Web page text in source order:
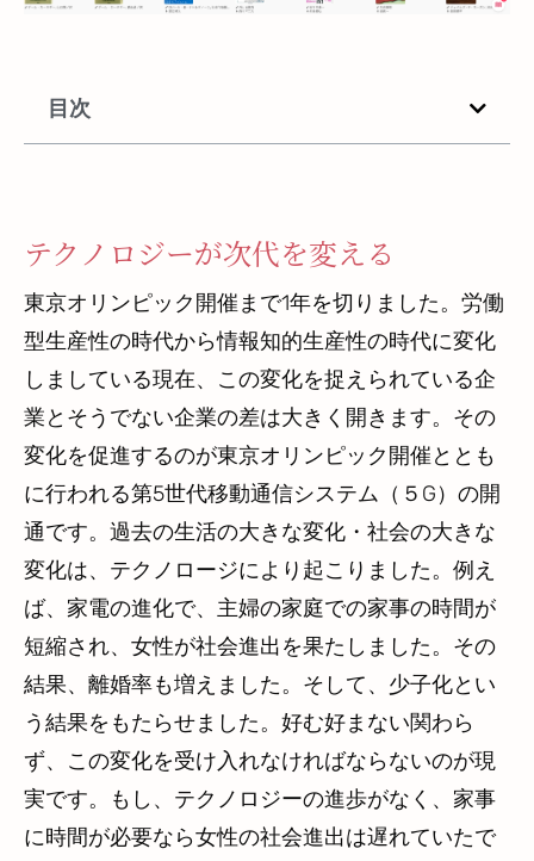
目次
テクノロジーが次代を変える
東京オリンピック開催まで1年を切りました。労働
型生産性の時代から情報知的生産性の時代に変化
しましている現在、この変化を捉えられている企
業とそうでない企業の差は大きく開きます。その
変化を促進するのが東京オリンピック開催ととも
に行われる第5世代移動通信システム（５G）の開
通です。過去の生活の大きな変化・社会の大きな
変化は、テクノロージにより起こりました。例え
ば、家電の進化で、主婦の家庭での家事の時間が
短縮され、女性が社会進出を果たしました。その
結果、離婚率も増えました。そして、少子化とい
う結果をもたらせました。好む好まない関わら
ず、この変化を受け入れなければならないのが現
実です。もし、テクノロジーの進歩がなく、家事
に時間が必要なら女性の社会進出は遅れていたで